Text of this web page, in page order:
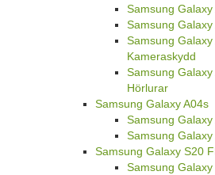
Samsung
Samsung Galaxy
Samsung
Kameraskydd
Samsung
Hörlurar
Samsung Galaxy A04s
Samsung
Samsung Galaxy
Samsung Galaxy S20
Samsung